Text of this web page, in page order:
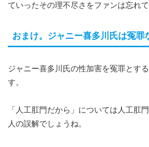
ていったその理不尽さをファンは忘れて
おまけ。ジャニー喜多川氏は冤罪
ジャニー喜多川氏の性加害を冤罪とす
す。
「人工肛門だから」については人工肛
人の誤解でしょうね。